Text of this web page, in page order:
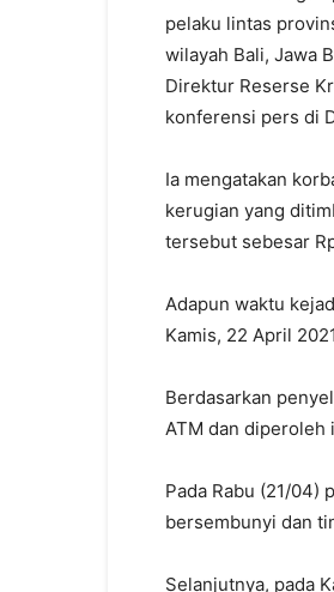
pelaku lintas
wilayah Bali, Jawa
Direktur Reserse
konferensi pers di
Ia mengatakan
kerugian yang
tersebut sebesar
Adapun waktu
Kamis, 22 April
Berdasarkan
ATM dan
Pada Rabu (21/04)
bersembunyi dan
Selanjutnya, pada